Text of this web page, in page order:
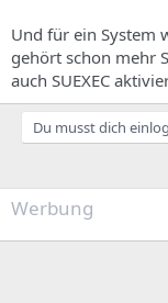
Und für ein System
gehört schon mehr
auch SUEXEC
Du musst dich
Werbung